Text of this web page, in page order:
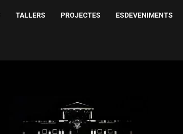
TALLERS PROJECTES ESDEVENIMENTS